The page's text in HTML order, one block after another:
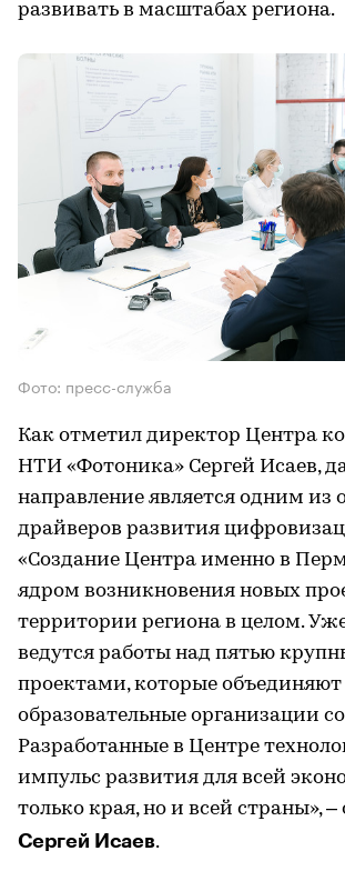
развивать в масштабах региона.
Фото: пресс-служба
Как отметил директор Центра
НТИ «Фотоника» Сергей Исаев,
направление является одним из
драйверов развития
«Создание Центра именно в
ядром возникновения новых
территории региона в целом.
ведутся работы над пятью
проектами, которые
образовательные организации
Разработанные в Центре
импульс развития для всей
только края, но и всей страны»,
Сергей Исаев.